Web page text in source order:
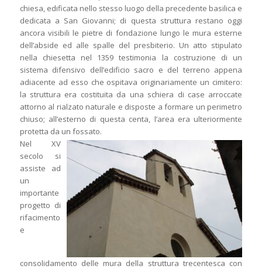
chiesa, edificata nello stesso luogo della precedente basilica e
dedicata a San Giovanni; di questa struttura restano oggi
ancora visibili le pietre di fondazione lungo le mura esterne
dell’abside ed alle spalle del presbiterio. Un atto stipulato
nella chiesetta nel 1359 testimonia la costruzione di un
sistema difensivo dell’edificio sacro e del terreno appena
adiacente ad esso che ospitava originariamente un cimitero:
la struttura era costituita da una schiera di case arroccate
attorno al rialzato naturale e disposte a formare un perimetro
chiuso; all’esterno di questa centa, l’area era ulteriormente
protetta da un fossato.
Nel XV
secolo si
assiste ad
un
importante
progetto di
rifacimento
e
consolidamento delle mura della struttura trecentesca con